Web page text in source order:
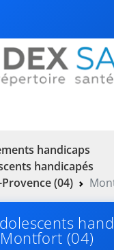
handicaps
handicapés
(04)
Montfort (04)